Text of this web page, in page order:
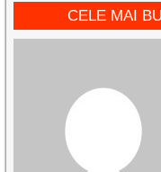
CELE MAI